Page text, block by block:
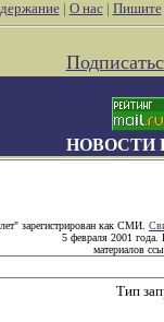
| О нас| Пишите
НОВОСТИ
зарегистрирован как СМИ.
5 февраля 2001 года.
материалов
Тип